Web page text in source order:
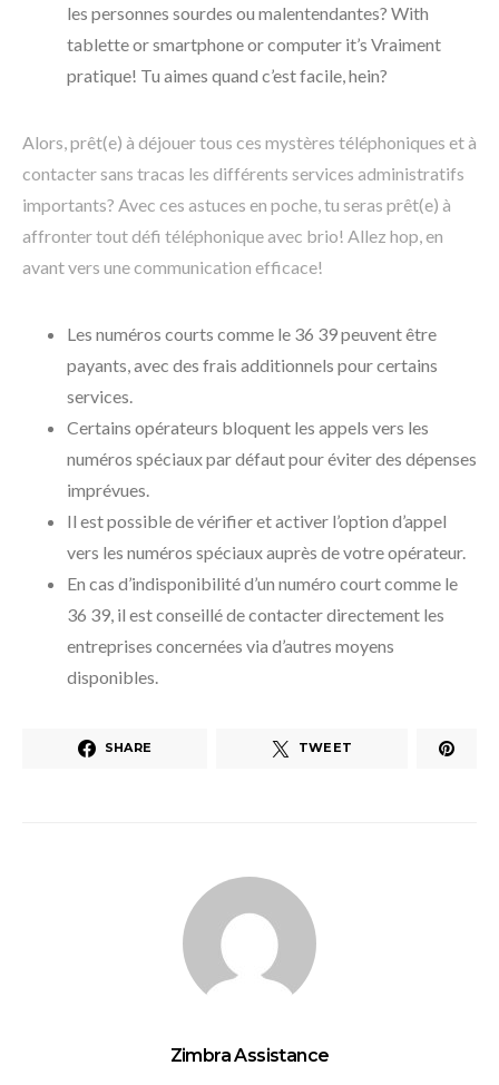
les personnes sourdes ou malentendantes? With
tablette or smartphone or computer it’s Vraiment
pratique! Tu aimes quand c’est facile, hein?
Alors, prêt(e) à déjouer tous ces mystères téléphoniques et à
contacter sans tracas les différents services administratifs
importants? Avec ces astuces en poche, tu seras prêt(e) à
affronter tout défi téléphonique avec brio! Allez hop, en
avant vers une communication efficace!
Les numéros courts comme le 36 39 peuvent être
payants, avec des frais additionnels pour certains
services.
Certains opérateurs bloquent les appels vers les
numéros spéciaux par défaut pour éviter des dépenses
imprévues.
Il est possible de vérifier et activer l’option d’appel
vers les numéros spéciaux auprès de votre opérateur.
En cas d’indisponibilité d’un numéro court comme le
36 39, il est conseillé de contacter directement les
entreprises concernées via d’autres moyens
disponibles.
SHARE TWEET
Zimbra Assistance